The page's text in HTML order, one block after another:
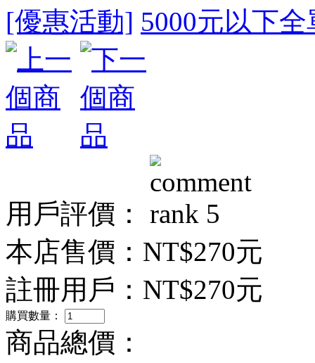
[優惠活動] 5000元以下全
用戶評價：
本店售價： NT$270元
註冊用戶： NT$270元
購買數量：
商品總價：